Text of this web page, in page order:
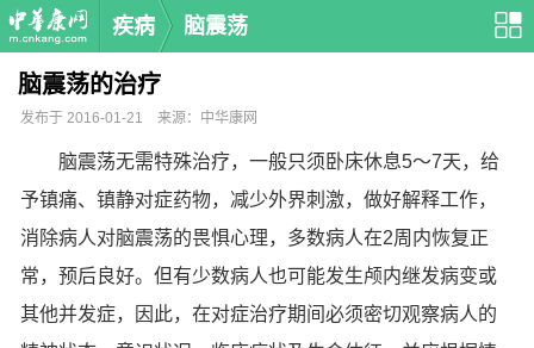
疾病 脑震荡
脑震荡的治疗
发布于 2016-01-21 来源：中华康网
脑震荡无需特殊治疗，一般只须卧床休息5～7天，给
予镇痛、镇静对症药物，减少外界刺激，做好解释工作，
消除病人对脑震荡的畏惧心理，多数病人在2周内恢复正
常，预后良好。但有少数病人也可能发生颅内继发病变或
其他并发症，因此，在对症治疗期间必须密切观察病人的